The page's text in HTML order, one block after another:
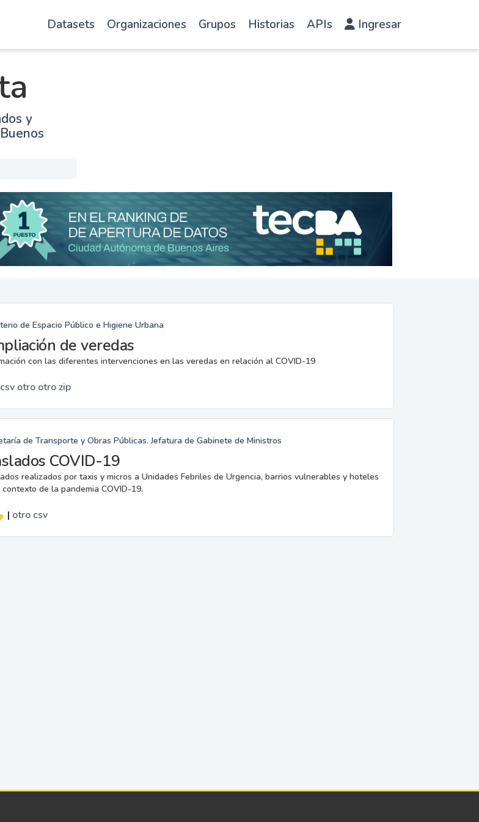
Datasets Organizaciones Grupos Historias APIs Ingresar
y
de Espacio Público e Higiene Urbana
de veredas
con las diferentes intervenciones en las veredas en relación al COVID-19
csv otro otrozip
de Transporte y Obras Públicas. Jefatura de Gabinete de Ministros
COVID-19
realizados por taxis y micros a Unidades Febriles de Urgencia, barrios vulnerables y hoteles
de la pandemia COVID-19.
| otro csv